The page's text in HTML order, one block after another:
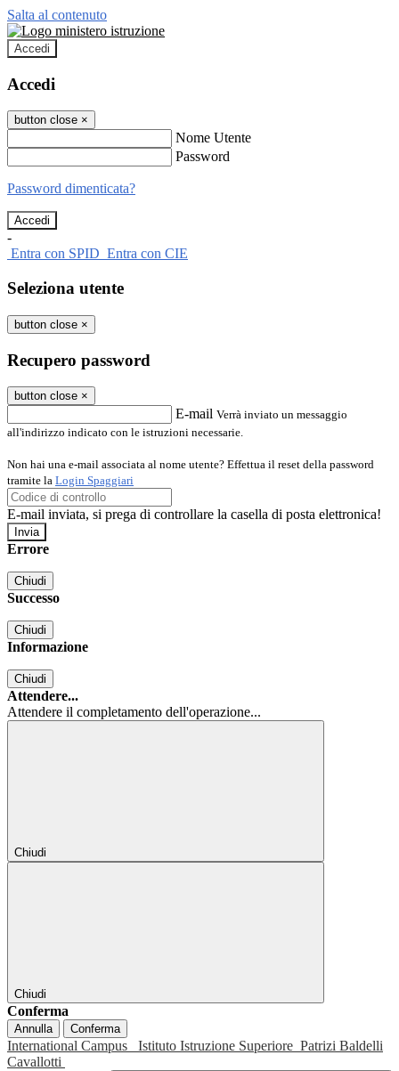
Salta al contenuto
Accedi
Accedi
button close ×
Nome Utente
Password
Password dimenticata?
-
Entra con SPID Entra con CIE
Seleziona utente
button close ×
Recupero password
button close ×
E-mail Verrà inviato un messaggio
all'indirizzo indicato con le istruzioni necessarie.
Non hai una e-mail associata al nome utente? Effettua il reset della password
tramite la Login Spaggiari
E-mail inviata, si prega di controllare la casella di posta elettronica!
Errore
Chiudi
Successo
Chiudi
Informazione
Chiudi
Attendere...
Attendere il completamento dell'operazione...
Chiudi
Chiudi
Conferma
Annulla Conferma
International Campus Istituto Istruzione Superiore Patrizi Baldelli
Cavallotti